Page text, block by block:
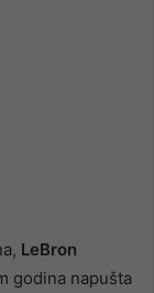
LeBron
godina napušta